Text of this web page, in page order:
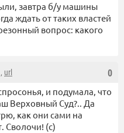
завтра б/у машины
ждать от таких властей
вопрос: какого
0
url
и подумала, что
Верховный Суд?.. Да
как они сами на
Сволочи! (с)